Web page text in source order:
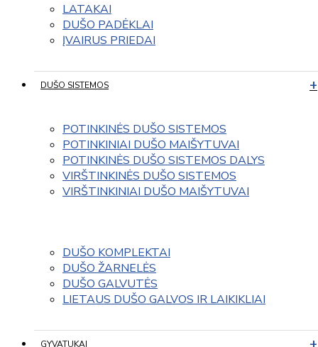
LATAKAI
DUŠO PADĖKLAI
ĮVAIRUS PRIEDAI
DUŠO SISTEMOS
POTINKINĖS DUŠO SISTEMOS
POTINKINIAI DUŠO MAIŠYTUVAI
POTINKINĖS DUŠO SISTEMOS DALYS
VIRŠTINKINĖS DUŠO SISTEMOS
VIRŠTINKINIAI DUŠO MAIŠYTUVAI
DUŠO KOMPLEKTAI
DUŠO ŽARNELĖS
DUŠO GALVUTĖS
LIETAUS DUŠO GALVOS IR LAIKIKLIAI
GYVATUKAI